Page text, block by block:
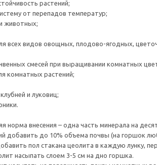
растений;
от перепадов температур;
животных;
всех видов овощных, плодово-ягодных,
смесей при выращивании комнатных
комнатных растений;
и луковиц;
норма внесения – одна часть минерала на
добавить до 10% объема почвы (на горшок
пол стакана цеолита в каждую лунку,
насыпать слоем 3-5 см на дно горшка.